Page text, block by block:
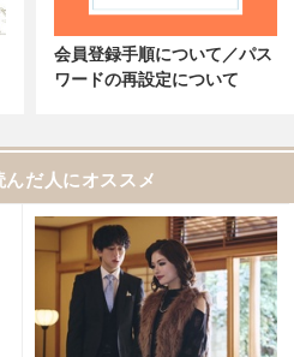
会員登録手順について／パス
ワードの再設定について
んだ人にオススメ